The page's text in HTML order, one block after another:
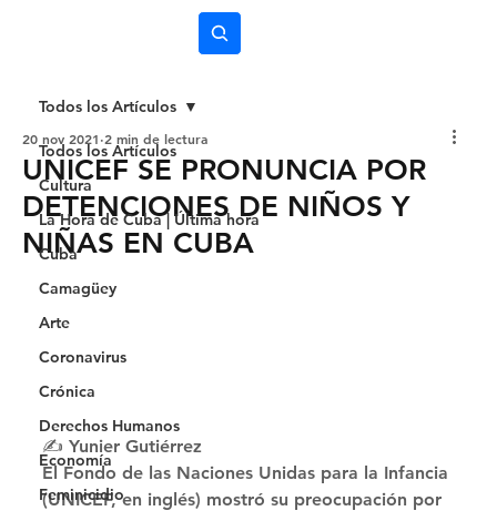
Todos los Artículos
Cultura
La Hora de Cuba | Última hora
Cuba
Camagüey
Arte
Coronavirus
Crónica
Derechos Humanos
Economía
Feminicidio
Todos los Artículos
UNICEF SE PRONUNCIA POR
DETENCIONES DE NIÑOS Y
NIÑAS EN CUBA
20 nov 2021 2 min de lectura
✍ Yunier Gutiérrez
El Fondo de las Naciones Unidas para la Infancia
(UNICEF, en inglés) mostró su preocupación por